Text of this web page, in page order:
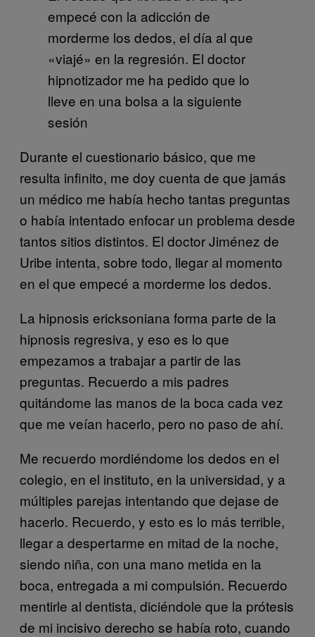
empecé con la adicción de
morderme los dedos, el día al que
«viajé» en la regresión. El doctor
hipnotizador me ha pedido que lo
lleve en una bolsa a la siguiente
sesión
Durante el cuestionario básico, que me
resulta infinito, me doy cuenta de que jamás
un médico me había hecho tantas preguntas
o había intentado enfocar un problema desde
tantos sitios distintos. El doctor Jiménez de
Uribe intenta, sobre todo, llegar al momento
en el que empecé a morderme los dedos.
La hipnosis ericksoniana forma parte de la
hipnosis regresiva, y eso es lo que
empezamos a trabajar a partir de las
preguntas. Recuerdo a mis padres
quitándome las manos de la boca cada vez
que me veían hacerlo, pero no paso de ahí.
Me recuerdo mordiéndome los dedos en el
colegio, en el instituto, en la universidad, y a
múltiples parejas intentando que dejase de
hacerlo. Recuerdo, y esto es lo más terrible,
llegar a despertarme en mitad de la noche,
siendo niña, con una mano metida en la
boca, entregada a mi compulsión. Recuerdo
mentirle al dentista, diciéndole que la prótesis
de mi incisivo derecho se había roto, cuando